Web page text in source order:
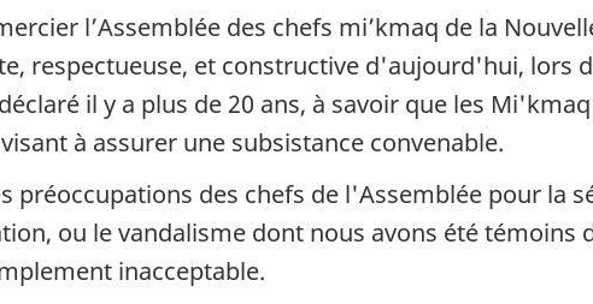
l’Assemblée des chefs mi’kmaq de la
respectueuse, et constructive d'aujourd'hui, lors
il y a plus de 20 ans, à savoir que les
à assurer une subsistance convenable.
préoccupations des chefs de l'Assemblée pour la
ou le vandalisme dont nous avons été témoins
inacceptable.